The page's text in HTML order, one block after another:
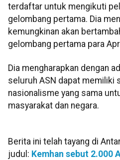
terdaftar untuk mengikuti
gelombang pertama. Dia
kemungkinan akan
gelombang pertama para
Dia mengharapkan dengan
seluruh ASN dapat memiliki
nasionalisme yang sama
masyarakat dan negara.
Berita ini telah tayang di
judul: Kemhan sebut 2.000